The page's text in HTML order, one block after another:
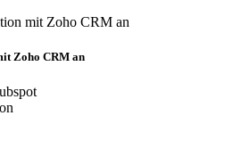
Zoho CRM an